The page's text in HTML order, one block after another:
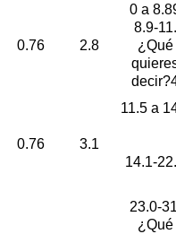
0.76 2.8
0 a
8.9-11.
¿Qué
0.76 3.1
11.5 a
14.1-
23.0-
¿Qué